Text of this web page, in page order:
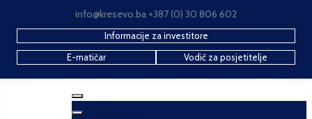
info@kresevo.ba +387 (0) 30 806 602
Informacije za investitore
E-matičar
Vodič za posjetitelje